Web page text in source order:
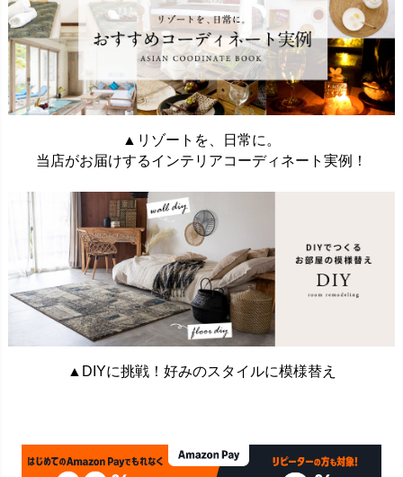
▲リゾートを、日常に。
当店がお届けするインテリアコーディネート実例！
▲DIYに挑戦！好みのスタイルに模様替え